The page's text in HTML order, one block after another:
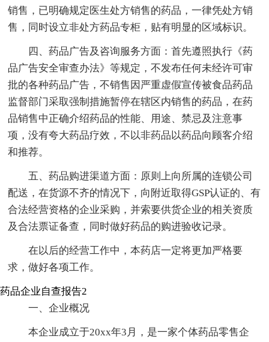
销售，已明确规定医生处方销售的药品，一律凭处方销
售，同时设立非处方药品专柜，贴有明显的区域标识。
四、药品广告及咨询服务方面：首先遵照执行《药
品广告安全审查办法》等规定，不发布任何未经许可审
批的各种药品广告，不销售因严重虚假宣传被食品药品
监督部门采取强制措施暂停在辖区内销售的药品，在药
品销售中正确介绍药品的性能、用途、禁忌及注意事
项，没有夸大药品疗效，不以非药品以药品向顾客介绍
和推荐。
五、药品购进渠道方面：原则上向所属的连锁公司
配送，在货源不齐的情况下，向附近取得GSP认证的、有
合法经营资格的企业采购，并索要供货企业的相关资质
及合法票证备查，同时做好药品的购进验收记录。
在以后的经营工作中，本药店一定将更加严格要
求，做好各项工作。
药品企业自查报告2
一、企业概况
本企业成立于20xx年3月，是一家个体药品零售企